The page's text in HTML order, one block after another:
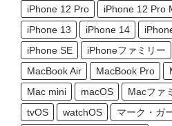
iPhone 12 Pro
iPhone 12 Pro
iPhone 13
iPhone 14
iPhone SE
iPhoneファミリー
MacBook Air
MacBook Pro
Mac mini
macOS Macファ
tvOS
watchOS
マーク・ガ